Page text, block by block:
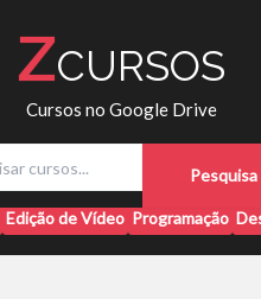
ZCURSOS
Cursos no Google Drive
q
Pesquisa
Edição de Vídeo Programação